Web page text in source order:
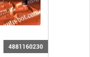
4881160230